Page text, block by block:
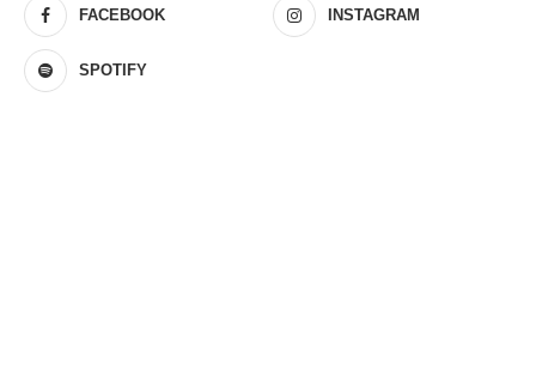
FACEBOOK INSTAGRAM
SPOTIFY